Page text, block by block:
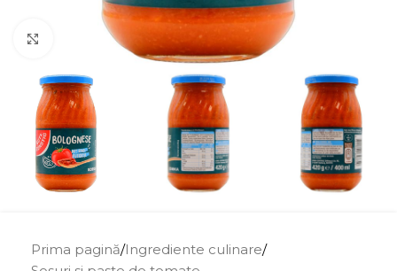
Click to enlarge
Prima pagină/Ingrediente culinare/